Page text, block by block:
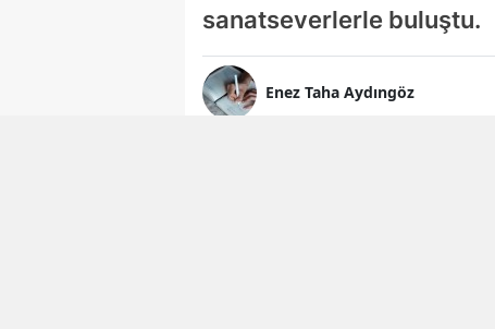
sanatseverlerle buluştu.
Enez Taha Aydıngöz